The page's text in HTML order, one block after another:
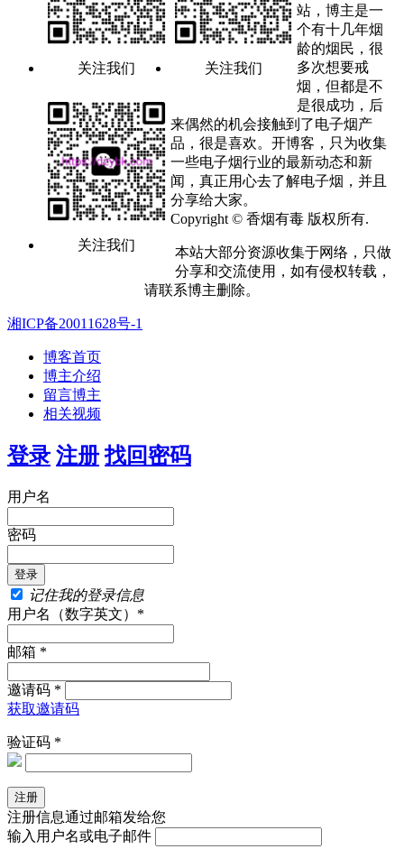
关注我们 关注我们
关注我们
站，博主是一
个有十几年烟
龄的烟民，很
多次想要戒
烟，但都是不
是很成功，后
来偶然的机会接触到了电子烟产
品，很是喜欢。开博客，只为收集
一些电子烟行业的最新动态和新
闻，真正用心去了解电子烟，并且
分享给大家。
Copyright © 香烟有毒 版权所有.
本站大部分资源收集于网络，只做
分享和交流使用，如有侵权转载，
请联系博主删除。
湘ICP备20011628号-1
博客首页
博主介绍
留言博主
相关视频
登录 注册 找回密码
用户名
密码
记住我的登录信息
用户名（数字英文）*
邮箱 *
邀请码 *
获取邀请码
验证码 *
注册信息通过邮箱发给您
输入用户名或电子邮件